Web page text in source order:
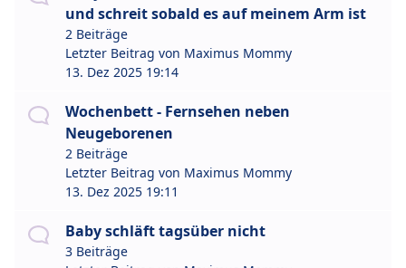
und schreit sobald es auf meinem Arm ist
2 Beiträge
Letzter Beitrag von Maximus Mommy
13. Dez 2025 19:14
Wochenbett - Fernsehen neben
Neugeborenen
2 Beiträge
Letzter Beitrag von Maximus Mommy
13. Dez 2025 19:11
Baby schläft tagsüber nicht
3 Beiträge